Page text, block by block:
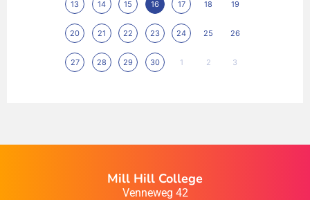
13 14 15 16 17 18 19
20 21 22 23 24 25 26
27 28 29 30 1 2 3
Mill Hill College
Venneweg 42